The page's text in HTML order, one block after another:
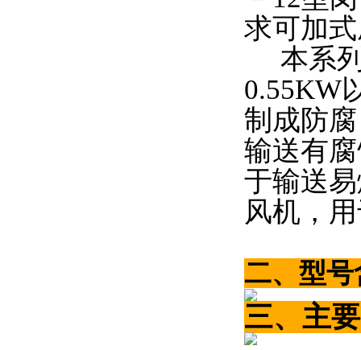
求可加
本系列
0.55KW
制成防
输送有
于输送
风机，
二、型号
三、主